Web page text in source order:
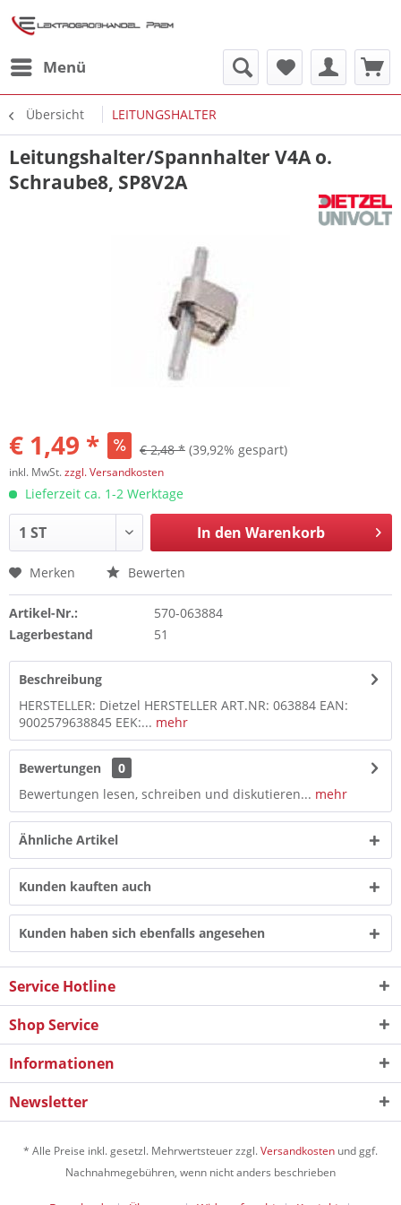
Menü
Übersicht LEITUNGSHALTER
Leitungshalter/Spannhalter V4A o.
Schraube8, SP8V2A
€ 1,49 * € 2,48 * (39,92% gespart)
inkl. MwSt.zzgl. Versandkosten
Lieferzeit ca. 1-2 Werktage
In den Warenkorb
Merken Bewerten
Artikel-Nr.:
570-063884
Lagerbestand
51
Beschreibung
HERSTELLER: Dietzel HERSTELLER ART.NR: 063884 EAN:
9002579638845 EEK:... mehr
Bewertungen
0
Bewertungen lesen, schreiben und diskutieren... mehr
Ähnliche Artikel
Kunden kauften auch
Kunden haben sich ebenfalls angesehen
Service Hotline
Shop Service
Informationen
Newsletter
* Alle Preise inkl. gesetzl. Mehrwertsteuer zzgl.Versandkosten und ggf.
Nachnahmegebühren, wenn nicht anders beschrieben